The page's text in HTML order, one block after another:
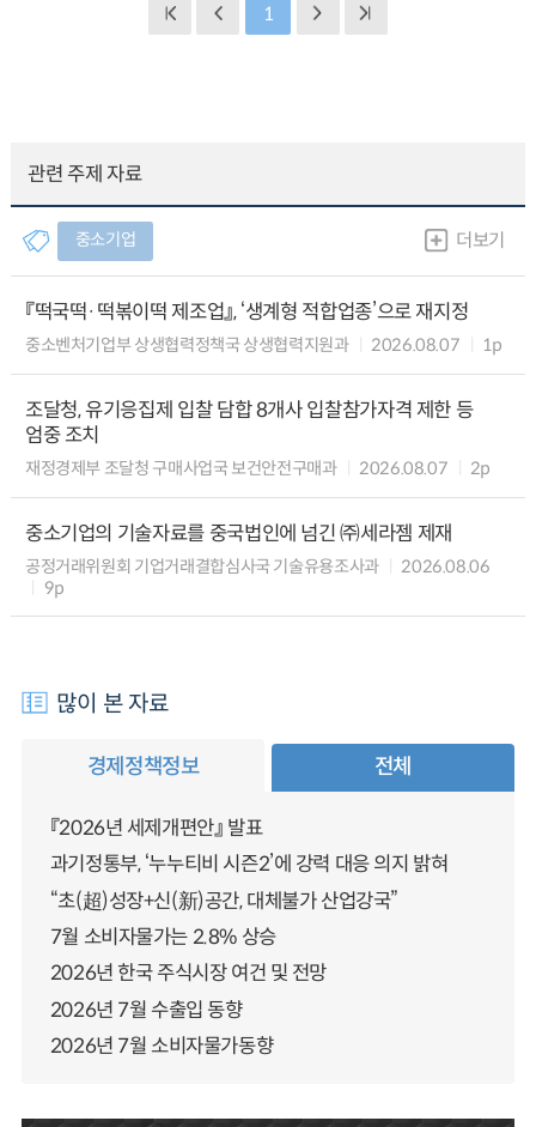
1
관련 주제 자료
중소기업 더보기
『떡국떡·떡볶이떡 제조업』, ‘생계형 적합업종’으로 재지정
중소벤처기업부 상생협력정책국 상생협력지원과 2026.08.07 1p
조달청, 유기응집제 입찰 담합 8개사 입찰참가자격 제한 등
엄중 조치
재정경제부 조달청 구매사업국 보건안전구매과 2026.08.07 2p
중소기업의 기술자료를 중국법인에 넘긴 ㈜세라젬 제재
공정거래위원회 기업거래결합심사국 기술유용조사과
2026.08.06
9p
많이 본 자료
경제정책정보 전체
『2026년 세제개편안』 발표
과기정통부, ‘누누티비 시즌2’에 강력 대응 의지 밝혀
“초(超)성장+신(新)공간, 대체불가 산업강국”
7월 소비자물가는 2.8% 상승
2026년 한국 주식시장 여건 및 전망
2026년 7월 수출입 동향
2026년 7월 소비자물가동향